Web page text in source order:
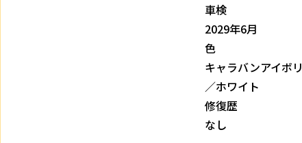
車検
2029年6月
色
キャラバンアイボ
／ホワイト
修復歴
なし